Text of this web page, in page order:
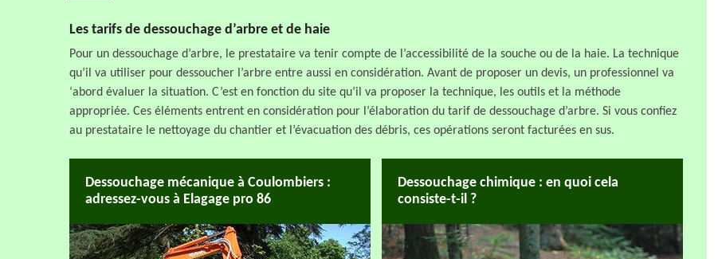
Les tarifs de dessouchage d’arbre et de haie
Pour un dessouchage d’arbre, le prestataire va tenir compte de l’accessibilité de la souche ou de la haie. La technique
qu’il va utiliser pour dessoucher l’arbre entre aussi en considération. Avant de proposer un devis, un professionnel va
‘abord évaluer la situation. C’est en fonction du site qu’il va proposer la technique, les outils et la méthode
appropriée. Ces éléments entrent en considération pour l’élaboration du tarif de dessouchage d’arbre. Si vous confiez
au prestataire le nettoyage du chantier et l’évacuation des débris, ces opérations seront facturées en sus.
Dessouchage mécanique à Coulombiers :
adressez-vous à Elagage pro 86
Dessouchage chimique : en quoi cela
consiste-t-il ?